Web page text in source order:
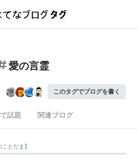
愛の言霊
このタグでブログを書く
話題 関連ブログ
ことだま 】